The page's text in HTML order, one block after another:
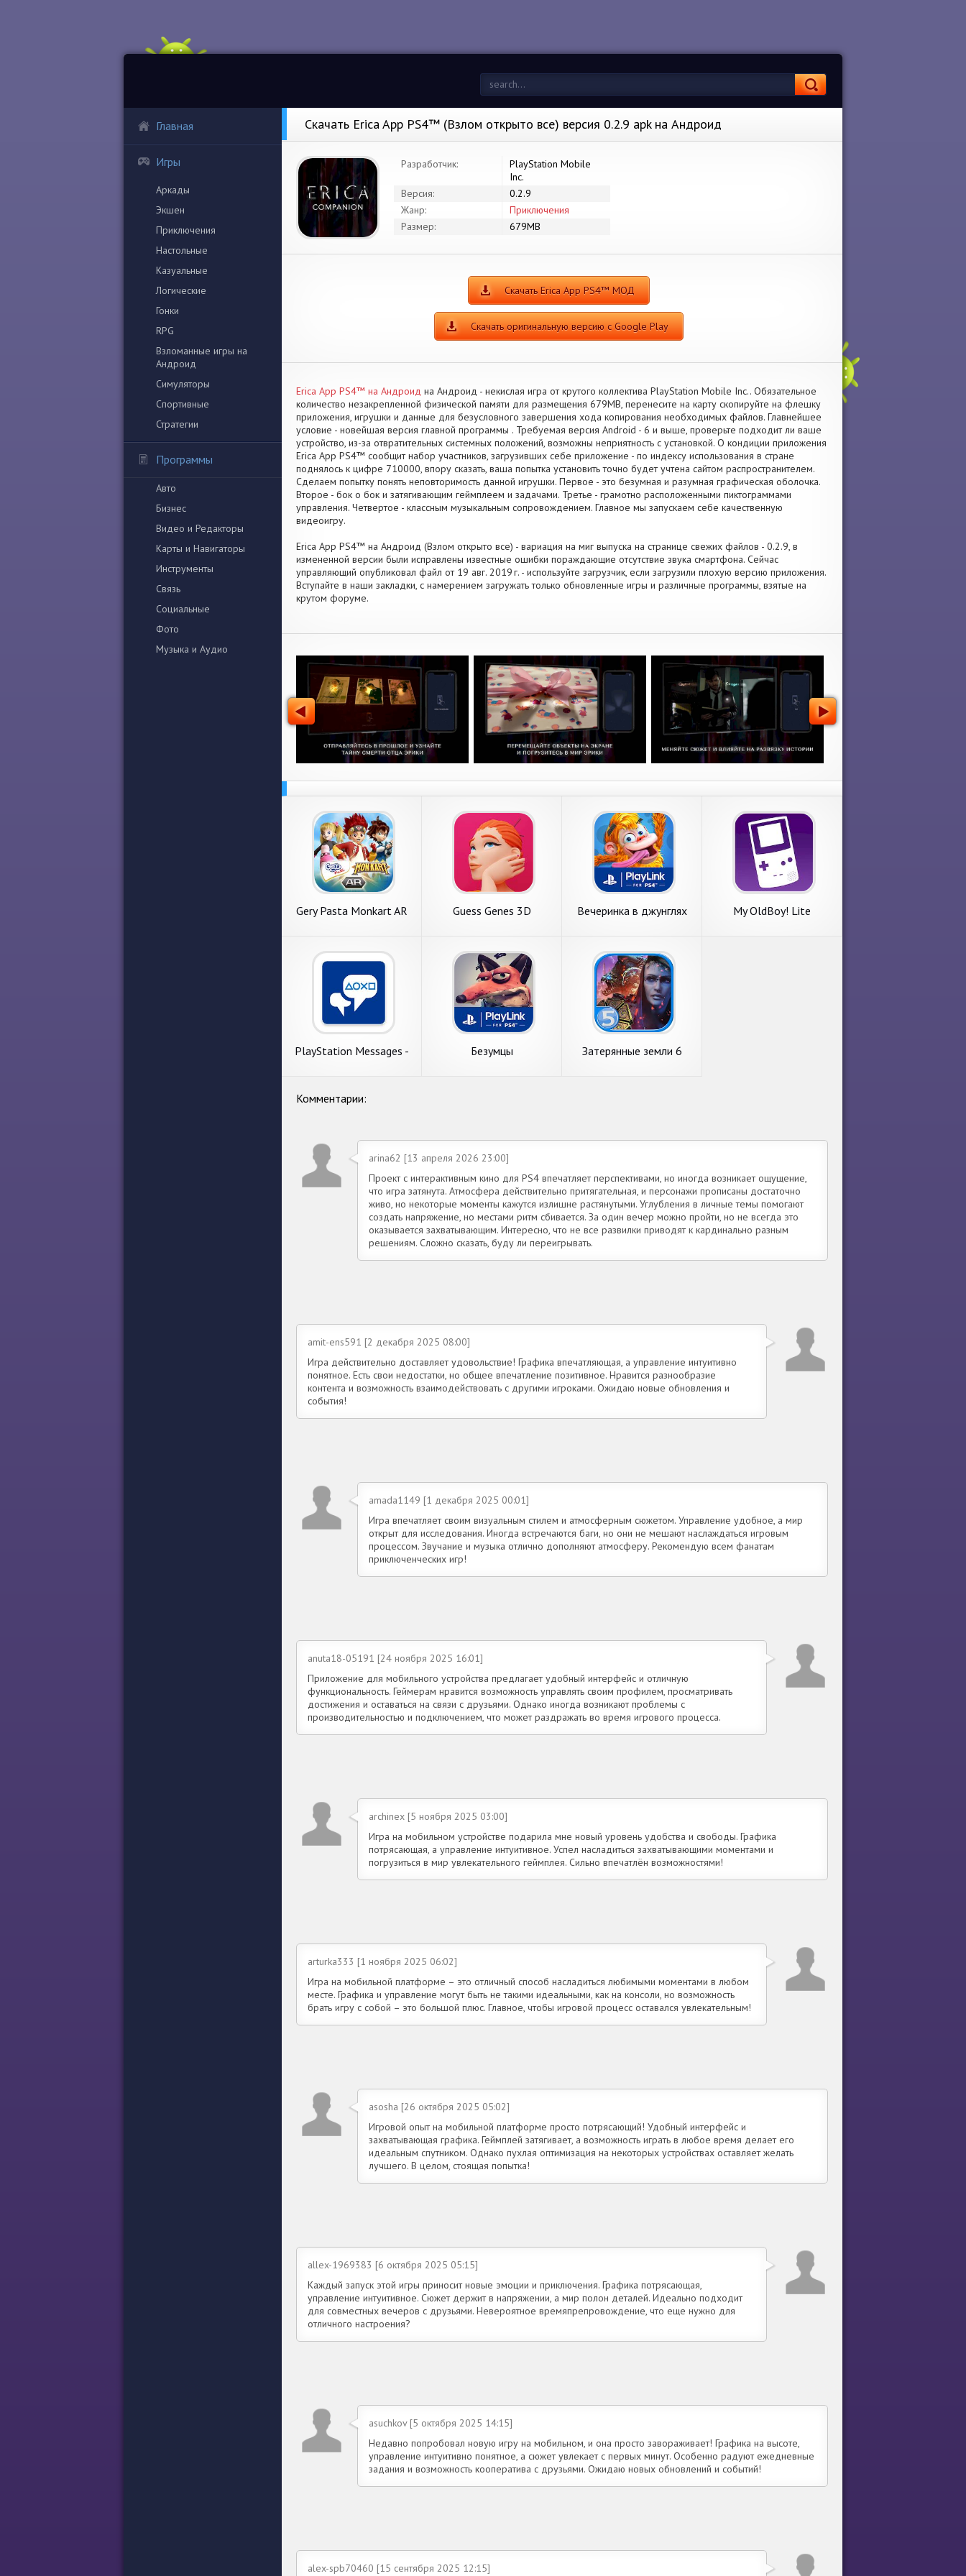
Главная
Игры
Аркады
Экшен
Приключения
Настольные
Казуальные
Логические
Гонки
RPG
Взломанные игры на
Андроид
Симуляторы
Спортивные
Стратегии
Программы
Авто
Бизнес
Видео и Редакторы
Карты и Навигаторы
Инструменты
Связь
Социальные
Фото
Музыка и Аудио
Скачать Erica App PS4™ (Взлом открыто все) версия 0.2.9 apk на Андроид
Разработчик:
PlayStation Mobile
Inc.
Версия:
0.2.9
Жанр:
Приключения
Размер:
679MB
Скачать Erica App PS4™ МОД
Скачать оригинальную версию с Google Play
Erica App PS4™ на Андроид на Андроид - некислая игра от крутого коллектива PlayStation Mobile Inc.. Обязательное
количество незакрепленной физической памяти для размещения 679MB, перенесите на карту скопируйте на флешку
приложения, игрушки и данные для безусловного завершения хода копирования необходимых файлов. Главнейшее
условие - новейшая версия главной программы . Требуемая версия Android - 6 и выше, проверьте подходит ли ваше
устройство, из-за отвратительных системных положений, возможны неприятность с установкой. О кондиции приложения
Erica App PS4™ сообщит набор участников, загрузивших себе приложение - по индексу использования в стране
поднялось к цифре 710000, впору сказать, ваша попытка установить точно будет учтена сайтом распространителем.
Сделаем попытку понять неповторимость данной игрушки. Первое - это безумная и разумная графическая оболочка.
Второе - бок о бок и затягивающим геймплеем и задачами. Третье - грамотно расположенными пиктограммами
управления. Четвертое - классным музыкальным сопровождением. Главное мы запускаем себе качественную
видеоигру.
Erica App PS4™ на Андроид (Взлом открыто все) - вариация на миг выпуска на странице свежих файлов - 0.2.9, в
измененной версии были исправлены известные ошибки пораждающие отсутствие звука смартфона. Сейчас
управляющий опубликовал файл от 19 авг. 2019 г. - используйте загрузчик, если загрузили плохую версию приложения.
Вступайте в наши закладки, с намерением загружать только обновленные игры и различные программы, взятые на
крутом форуме.
Gery Pasta Monkart AR Guess Genes 3D Вечеринка в джунглях My OldBoy! Lite
PlayStation Messages -
Безумцы Затерянные земли 6
Комментарии:
arina62 [13 апреля 2026 23:00]
Проект с интерактивным кино для PS4 впечатляет перспективами, но иногда возникает ощущение,
что игра затянута. Атмосфера действительно притягательная, и персонажи прописаны достаточно
живо, но некоторые моменты кажутся излишне растянутыми. Углубления в личные темы помогают
создать напряжение, но местами ритм сбивается. За один вечер можно пройти, но не всегда это
оказывается захватывающим. Интересно, что не все развилки приводят к кардинально разным
решениям. Сложно сказать, буду ли переигрывать.
amit-ens591 [2 декабря 2025 08:00]
Игра действительно доставляет удовольствие! Графика впечатляющая, а управление интуитивно
понятное. Есть свои недостатки, но общее впечатление позитивное. Нравится разнообразие
контента и возможность взаимодействовать с другими игроками. Ожидаю новые обновления и
события!
amada1149 [1 декабря 2025 00:01]
Игра впечатляет своим визуальным стилем и атмосферным сюжетом. Управление удобное, а мир
открыт для исследования. Иногда встречаются баги, но они не мешают наслаждаться игровым
процессом. Звучание и музыка отлично дополняют атмосферу. Рекомендую всем фанатам
приключенческих игр!
anuta18-05191 [24 ноября 2025 16:01]
Приложение для мобильного устройства предлагает удобный интерфейс и отличную
функциональность. Геймерам нравится возможность управлять своим профилем, просматривать
достижения и оставаться на связи с друзьями. Однако иногда возникают проблемы с
производительностью и подключением, что может раздражать во время игрового процесса.
archinex [5 ноября 2025 03:00]
Игра на мобильном устройстве подарила мне новый уровень удобства и свободы. Графика
потрясающая, а управление интуитивное. Успел насладиться захватывающими моментами и
погрузиться в мир увлекательного геймплея. Сильно впечатлён возможностями!
arturka333 [1 ноября 2025 06:02]
Игра на мобильной платформе – это отличный способ насладиться любимыми моментами в любом
месте. Графика и управление могут быть не такими идеальными, как на консоли, но возможность
брать игру с собой – это большой плюс. Главное, чтобы игровой процесс оставался увлекательным!
asosha [26 октября 2025 05:02]
Игровой опыт на мобильной платформе просто потрясающий! Удобный интерфейс и
захватывающая графика. Геймплей затягивает, а возможность играть в любое время делает его
идеальным спутником. Однако пухлая оптимизация на некоторых устройствах оставляет желать
лучшего. В целом, стоящая попытка!
allex-1969383 [6 октября 2025 05:15]
Каждый запуск этой игры приносит новые эмоции и приключения. Графика потрясающая,
управление интуитивное. Сюжет держит в напряжении, а мир полон деталей. Идеально подходит
для совместных вечеров с друзьями. Невероятное времяпрепровождение, что еще нужно для
отличного настроения?
asuchkov [5 октября 2025 14:15]
Недавно попробовал новую игру на мобильном, и она просто завораживает! Графика на высоте,
управление интуитивно понятное, а сюжет увлекает с первых минут. Особенно радуют ежедневные
задания и возможность кооператива с друзьями. Ожидаю новых обновлений и событий!
alex-spb70460 [15 сентября 2025 12:15]